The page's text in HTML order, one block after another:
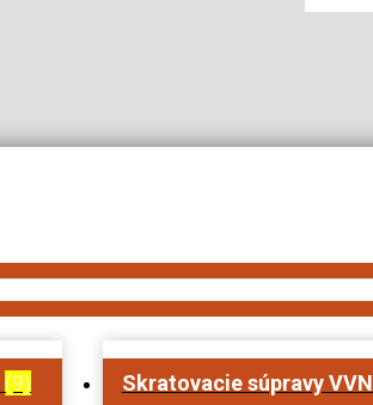
(9) Skratovacie súpravy VVN